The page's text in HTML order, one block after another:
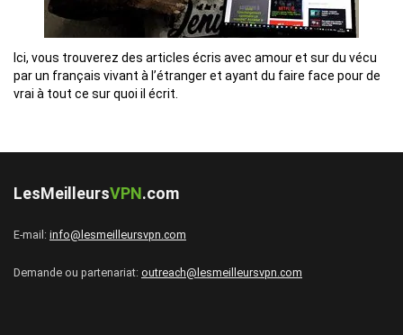
Ici, vous trouverez des articles écris avec amour et sur du vécu
par un français vivant à l’étranger et ayant du faire face pour de
vrai à tout ce sur quoi il écrit.
LesMeilleursVPN.com
E-mail: info@lesmeilleursvpn.com
Demande ou partenariat: outreach@lesmeilleursvpn.com